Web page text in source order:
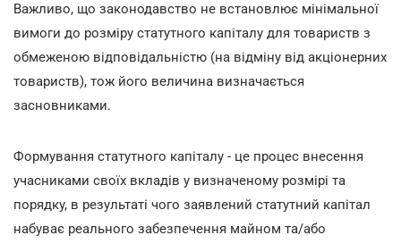
Важливо, що законодавство не встановлює мінімальної
вимоги до розміру статутного капіталу для товариств з
обмеженою відповідальністю (на відміну від акціонерних
товариств), тож його величина визначається
засновниками.
Формування статутного капіталу - це процес внесення
учасниками своїх вкладів у визначеному розмірі та
порядку, в результаті чого заявлений статутний капітал
набуває реального забезпечення майном та/або